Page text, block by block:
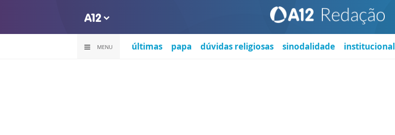
MENU últimas papa dúvidas religiosas sinodalidade institucional